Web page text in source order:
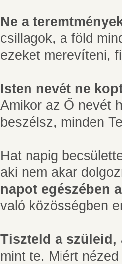
Ne a
csillagok, a föld
ezeket merevíteni,
Isten nevét ne
Amikor az Ő nevét
beszélsz, minden
Hat napig
aki nem akar
napot egészében
való közösségben
Tiszteld a szüleid,
mint te. Miért